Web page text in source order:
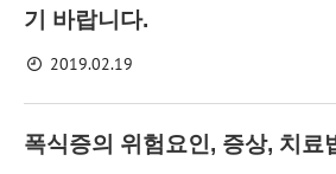
기 바랍니다.
2019.02.19
폭식증의 위험요인, 증상, 치료